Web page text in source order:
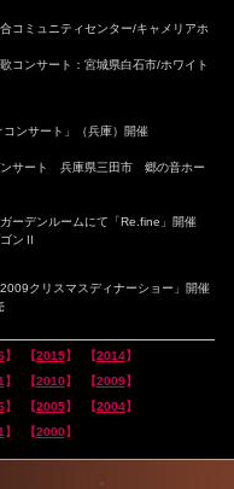
コミュニティセンター/キャメリアホ
コンサート：宮城県白石市/ホワイト
ンサート」（兵庫）開催
ンサート 兵庫県三田市 郷の音ホー
ーデンルームにて「Re.fine」開催
ンⅡ
クリスマスディナーショー」開催
】 【2015】 【2014】
】 【2010】 【2009】
】 【2005】 【2004】
】 【2000】